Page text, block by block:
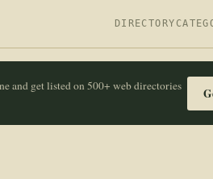
DIRECTORY
and get listed on 500+ web directories